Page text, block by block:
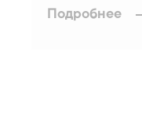
Подробнее